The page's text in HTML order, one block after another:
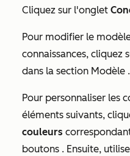
Cliquez sur l'onglet
Pour modifier le
connaissances, cliquez
dans la section Modèle .
Pour personnaliser les
éléments suivants,
couleurs
boutons . Ensuite,